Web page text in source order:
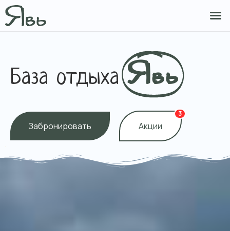
База отдыхаЯвь
Забронировать Акции
3